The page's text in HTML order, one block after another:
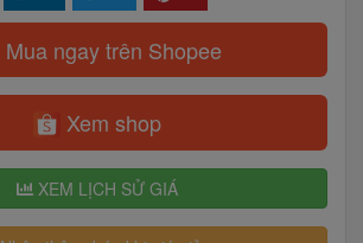
Mua ngay trên Shopee
Xem shop
XEM LỊCH SỬ GIÁ